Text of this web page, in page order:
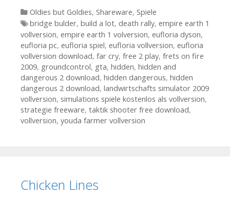
Kategorien
Oldies but Goldies, Shareware, Spiele
Tags
bridge bulder, build a lot, death rally, empire earth 1
vollversion, empire earth 1 volversion, eufloria dyson,
eufloria pc, eufloria spiel, eufloria vollversion, eufloria
vollversion download, far cry, free 2 play, frets on fire
2009, groundcontrol, gta, hidden, hidden and
dangerous 2 download, hidden dangerous, hidden
dangerous 2 download, landwirtschafts simulator 2009
vollversion, simulations spiele kostenlos als vollversion,
strategie freeware, taktik shooter free download,
vollversion, youda farmer vollversion
Chicken Lines